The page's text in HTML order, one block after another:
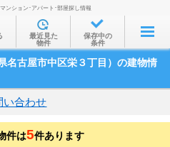
を探す
沿線・駅から
家賃相場から
通勤通学時間から
ンション･アパート･部屋探し情報
最近見た
物件
保存中の
条件
名古屋市中区栄３丁目）の建物情
い合わせ
件は5件あります